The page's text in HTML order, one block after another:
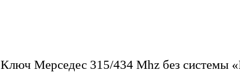
Ключ Мерседес 315/434 Mhz без системы